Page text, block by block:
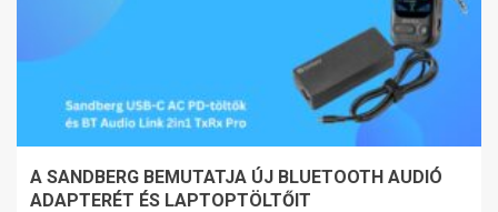
A SANDBERG BEMUTATJA ÚJ BLUETOOTH AUDIÓ
ADAPTERÉT ÉS LAPTOPTÖLTŐIT